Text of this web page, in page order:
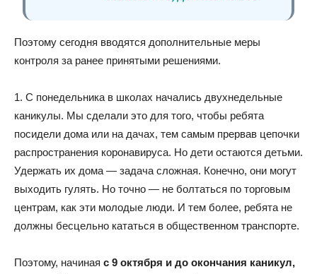
Поэтому сегодня вводятся дополнительные меры
контроля за ранее принятыми решениями.
1. С понедельника в школах начались двухнедельные
каникулы. Мы сделали это для того, чтобы ребята
посидели дома или на дачах, тем самым прервав цепочки
распространения коронавируса. Но дети остаются детьми.
Удержать их дома — задача сложная. Конечно, они могут
выходить гулять. Но точно — не болтаться по торговым
центрам, как эти молодые люди. И тем более, ребята не
должны бесцельно кататься в общественном транспорте.
Поэтому, начиная с 9 октября и до окончания каникул,